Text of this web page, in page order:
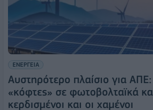
ΕΝΕΡΓΕΙΑ
Αυστηρότερο πλαίσιο για ΑΠΕ:
«κόφτες» σε φωτοβολταϊκά
κερδισμένοι και οι χαμένοι